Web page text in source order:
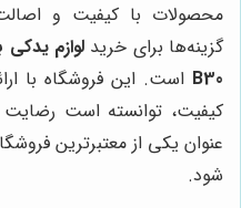
محصولات با کیفیت و
گزینه‌ها برای خرید لوازم
B30 است. این فروشگاه با
کیفیت، توانسته است
عنوان یکی از معتبرترین
شود.